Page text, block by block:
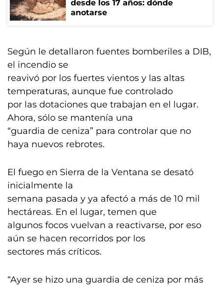
desde los 17 años: dónde
anotarse
Según le detallaron fuentes bomberiles a DIB,
el incendio se
reavivó por los fuertes vientos y las altas
temperaturas, aunque fue controlado
por las dotaciones que trabajan en el lugar.
Ahora, sólo se mantenía una
“guardia de ceniza” para controlar que no
haya nuevos rebrotes.
El fuego en Sierra de la Ventana se desató
inicialmente la
semana pasada y ya afectó a más de 10 mil
hectáreas. En el lugar, temen que
algunos focos vuelvan a reactivarse, por eso
aún se hacen recorridos por los
sectores más críticos.
“Ayer se hizo una guardia de ceniza por más